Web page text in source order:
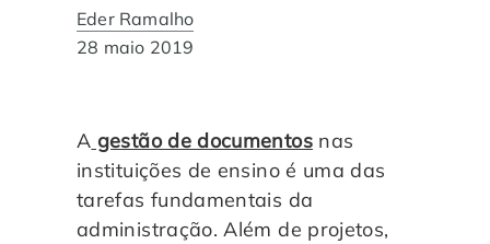
Gerenciamento de NF-e
Assinatura Digital
Auditoria de Processos
Departamento Pessoal
Cooperativas
BlogEder Ramalho
28 maio 2019
A gestão de documentosnas
instituições de ensino é uma das
tarefas fundamentais da
administração. Além de projetos,